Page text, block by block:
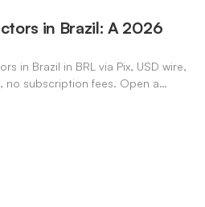
in Brazil: A 2026
in Brazil in BRL via Pix, USD wire,
no subscription fees. Open a